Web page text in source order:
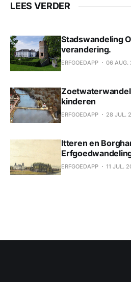
LEES VERDER
Stadswandeling
verandering.
ERFGOEDAPP 06 AUG.
kinderen
ERFGOEDAPP 28 JUL.
Itteren en
ERFGOEDAPP 11 JUL.